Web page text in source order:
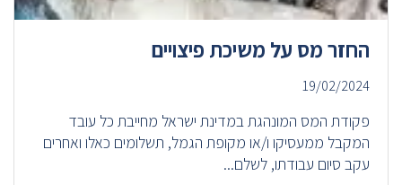
החזר מס על משיכת פיצויים
19/02/2024
פקודת המס המונהגת במדינת ישראל מחייבת כל עובד
המקבל ממעסיקו ו/או מקופת הגמל, תשלומים כאלו ואחרים
עקב סיום עבודתו, לשלם...